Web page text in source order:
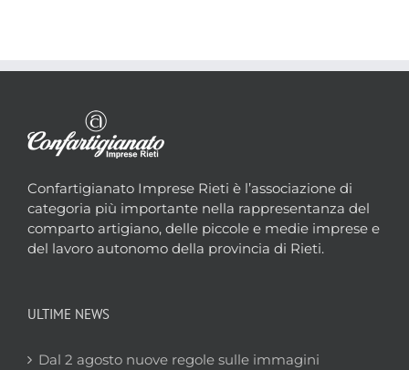
Confartigianato Imprese Rieti è l’associazione di
categoria più importante nella rappresentanza del
comparto artigiano, delle piccole e medie imprese e
del lavoro autonomo della provincia di Rieti.
ULTIME NEWS
Dal 2 agosto nuove regole sulle immagini